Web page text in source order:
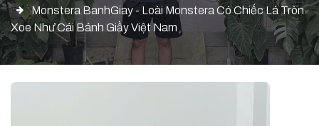
Monstera BanhGiay - Loài Monstera Có Chiếc Lá Tròn
Xoe Như Cái Bánh Giầy Việt Nam